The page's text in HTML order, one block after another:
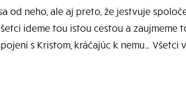
od neho, ale aj preto, že jestvuje
ideme tou istou cestou a zaujmeme
s Kristom, kráčajúc k nemu… Všetci